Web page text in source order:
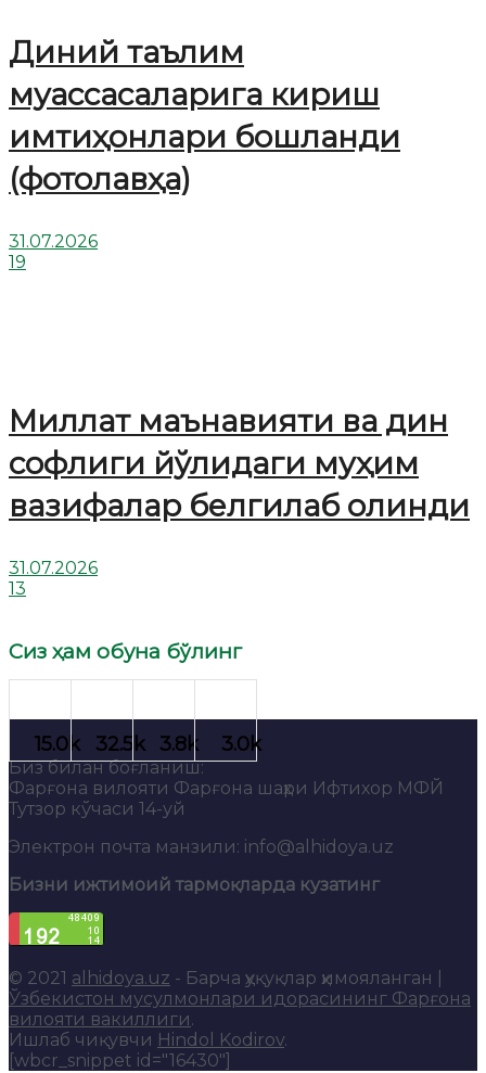
Диний таълим
муассасаларига кириш
имтиҳонлари бошланди
(фотолавҳа)
31.07.2026
19
Миллат маънавияти ва дин
софлиги йўлидаги муҳим
вазифалар белгилаб олинди
31.07.2026
13
Сиз ҳам обуна бўлинг
Биз билан боғланиш:
Фарғона вилояти Фарғона шаҳри Ифтихор МФЙ
Тутзор кўчаси 14-уй
Электрон почта манзили: info@alhidoya.uz
Бизни ижтимоий тармоқларда кузатинг
© 2021 alhidoya.uz - Барча ҳуқуқлар ҳимояланган |
Ўзбекистон мусулмонлари идорасининг Фарғона
вилояти вакиллиги.
Ишлаб чиқувчи Hindol Kodirov.
[wbcr_snippet id="16430"]